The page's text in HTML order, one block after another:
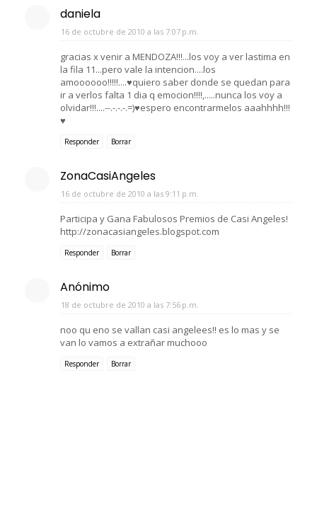
daniela
16 de octubre de 2010 a las 7:07 p.m.
gracias x venir a MENDOZA!!!...los voy a ver lastima en
la fila 11...pero vale la intencion....los
amoooooo!!!!!....♥quiero saber donde se quedan para
ir a verlos falta 1 dia q emocion!!!!,.....nunca los voy a
olvidar!!!....--.-.-.-.=)♥espero encontrarmelos aaahhhh!!!
♥
Responder Borrar
ZonaCasiAngeles
16 de octubre de 2010 a las 9:11 p.m.
Participa y Gana Fabulosos Premios de Casi Angeles!
http://zonacasiangeles.blogspot.com
Responder Borrar
Anónimo
18 de octubre de 2010 a las 7:56 p.m.
noo qu eno se vallan casi angelees!! es lo mas y se
van lo vamos a extrañar muchooo
Responder Borrar